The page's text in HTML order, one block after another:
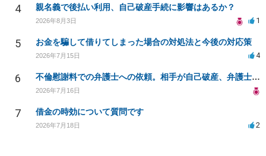
4 親名義で後払い利用、自己破産手続に影響はあるか？
2026年8月3日 1
5 お金を騙して借りてしまった場合の対処法と今後の対応策
2026年7月15日 4
6 不倫慰謝料での弁護士への依頼。相手が自己破産、弁護士との契約範囲は？
2026年7月16日
7 借金の時効について質問です
2026年7月18日 2